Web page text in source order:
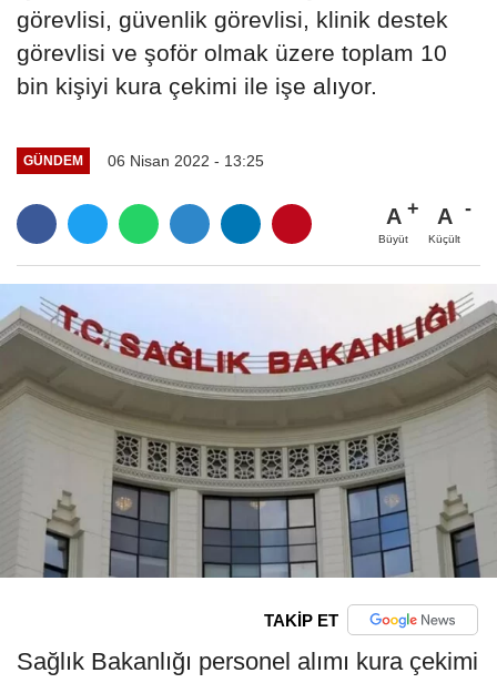
görevlisi, güvenlik görevlisi, klinik destek
görevlisi ve şoför olmak üzere toplam 10
bin kişiyi kura çekimi ile işe alıyor.
GÜNDEM 06 Nisan 2022 - 13:25
A
Büyüt
A
Küçült
TAKİP ET
Sağlık Bakanlığı personel alımı kura çekimi